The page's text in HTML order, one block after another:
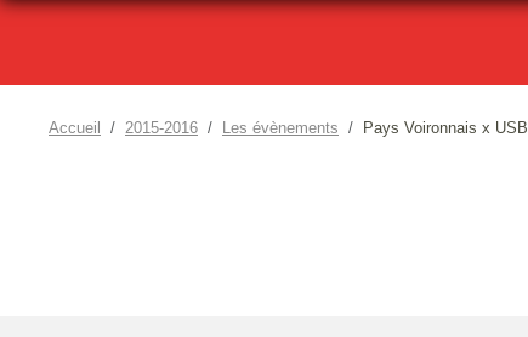
Accueil 2015-2016 Les évènements Pays Voironnais x USB